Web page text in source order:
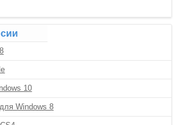
10
Windows 8